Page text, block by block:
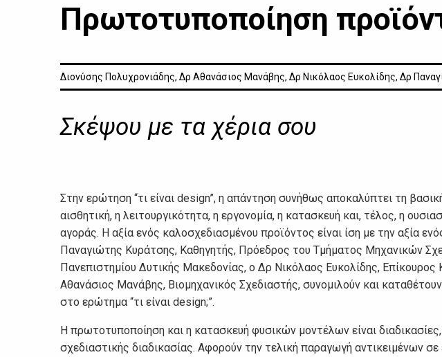
Πρωτοτυποποίηση
Διονύσης Πολυχρονιάδης, Δρ Αθανάσιος Μανάβης, Δρ Νικόλαος Ευκολίδης, Δρ
Σκέψου με τα χέρια σου
Στην ερώτηση “τι είναι design”, η απάντηση συνήθως αποκαλύπτει τη
αισθητική, η λειτουργικότητα, η εργονομία, η κατασκευή και, τέλος, η
αγοράς. Η αξία ενός καλοσχεδιασμένου προϊόντος είναι ίση με την αξία
Παναγιώτης Κυράτσης, Καθηγητής, Πρόεδρος του Τμήματος Μηχανικών
Πανεπιστημίου Δυτικής Μακεδονίας, ο Δρ Νικόλαος Ευκολίδης, Επίκουρος
Αθανάσιος Μανάβης, Βιομηχανικός Σχεδιαστής, συνομιλούν και
στο ερώτημα “τι είναι design;”.
Η πρωτοτυποποίηση και η κατασκευή φυσικών μοντέλων είναι
σχεδιαστικής διαδικασίας. Αφορούν την τελική παραγωγή αντικειμένων